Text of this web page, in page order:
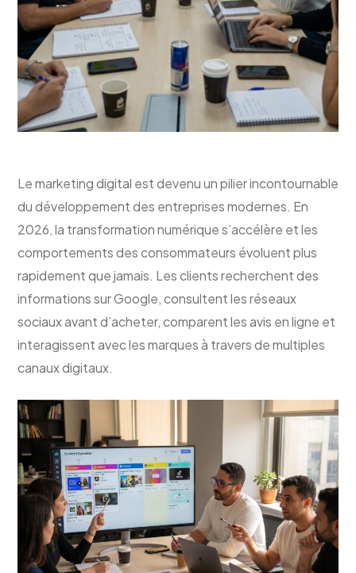
Le marketing digital est devenu un pilier incontournable
du développement des entreprises modernes. En
2026, la transformation numérique s’accélère et les
comportements des consommateurs évoluent plus
rapidement que jamais. Les clients recherchent des
informations sur Google, consultent les réseaux
sociaux avant d’acheter, comparent les avis en ligne et
interagissent avec les marques à travers de multiples
canaux digitaux.